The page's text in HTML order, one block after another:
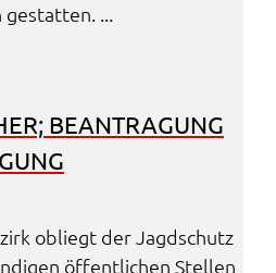
...
BEAN­TRA­GUNG
obliegt der Jagd­schutz
öffent­li­chen Stel­len